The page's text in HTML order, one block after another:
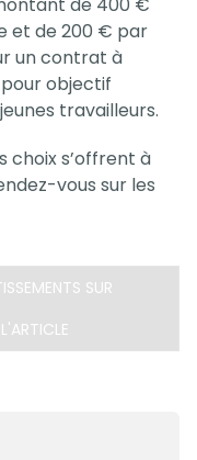
de 400 €
et de 200 € par
un contrat à
pour objectif
travailleurs.
choix s’offrent à
vous sur les
SUR
L'ARTICLE